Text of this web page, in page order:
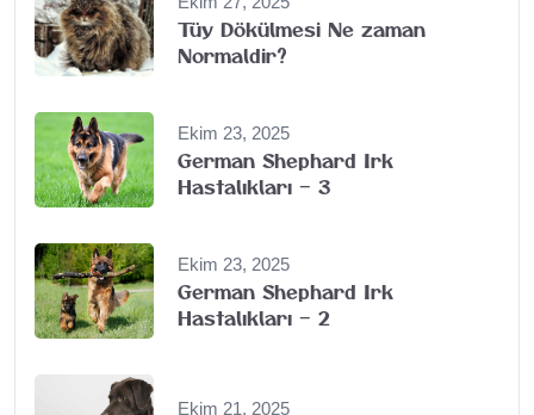
Tüy Dökülmesi Ne zaman
Normaldir?
Ekim 23, 2025
German Shephard Irk
Hastalıkları – 3
Ekim 23, 2025
German Shephard Irk
Hastalıkları – 2
Ekim 21, 2025